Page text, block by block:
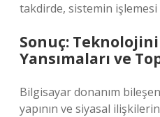
takdirde, sistemin
Sonuç:
Yansımaları ve
Bilgisayar donanım
yapının ve siyasal